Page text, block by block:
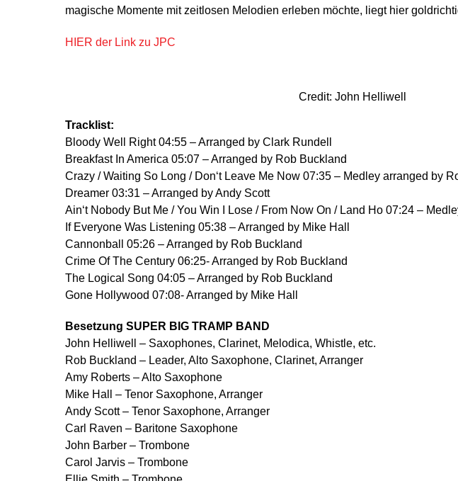
magische Momente mit zeitlosen Melodien erleben möchte, liegt hier
HIER der Link zu JPC
Credit: John Helliwell
Tracklist:
Bloody Well Right 04:55 – Arranged by Clark Rundell
Breakfast In America 05:07 – Arranged by Rob Buckland
Crazy / Waiting So Long / Don‘t Leave Me Now 07:35 – Medley arranged by
Dreamer 03:31 – Arranged by Andy Scott
Ain‘t Nobody But Me / You Win I Lose / From Now On / Land Ho 07:24 –
If Everyone Was Listening 05:38 – Arranged by Mike Hall
Cannonball 05:26 – Arranged by Rob Buckland
Crime Of The Century 06:25- Arranged by Rob Buckland
The Logical Song 04:05 – Arranged by Rob Buckland
Gone Hollywood 07:08- Arranged by Mike Hall
Besetzung SUPER BIG TRAMP BAND
John Helliwell – Saxophones, Clarinet, Melodica, Whistle, etc.
Rob Buckland – Leader, Alto Saxophone, Clarinet, Arranger
Amy Roberts – Alto Saxophone
Mike Hall – Tenor Saxophone, Arranger
Andy Scott – Tenor Saxophone, Arranger
Carl Raven – Baritone Saxophone
John Barber – Trombone
Carol Jarvis – Trombone